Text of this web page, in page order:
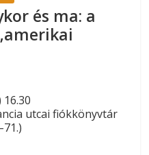
és ma: a
utcai fiókkönyvtár